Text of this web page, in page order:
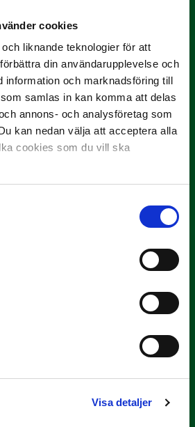
cookies
liknande teknologier för att
din användarupplevelse och
information och marknadsföring till
samlas in kan komma att delas
annons- och analysföretag som
kan nedan välja att acceptera alla
cookies som du vill ska
Visa detaljer
Tränare i juni